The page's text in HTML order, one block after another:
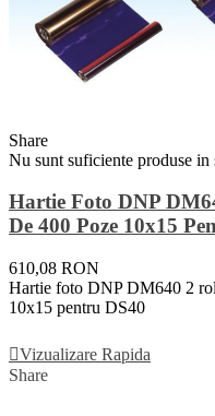
Share
Nu sunt suficiente produse in
Hartie Foto DNP
De 400 Poze 10x15
610,08 RON
Hartie foto DNP DM640 2
10x15 pentru DS40
Vizualizare Rapida
Share